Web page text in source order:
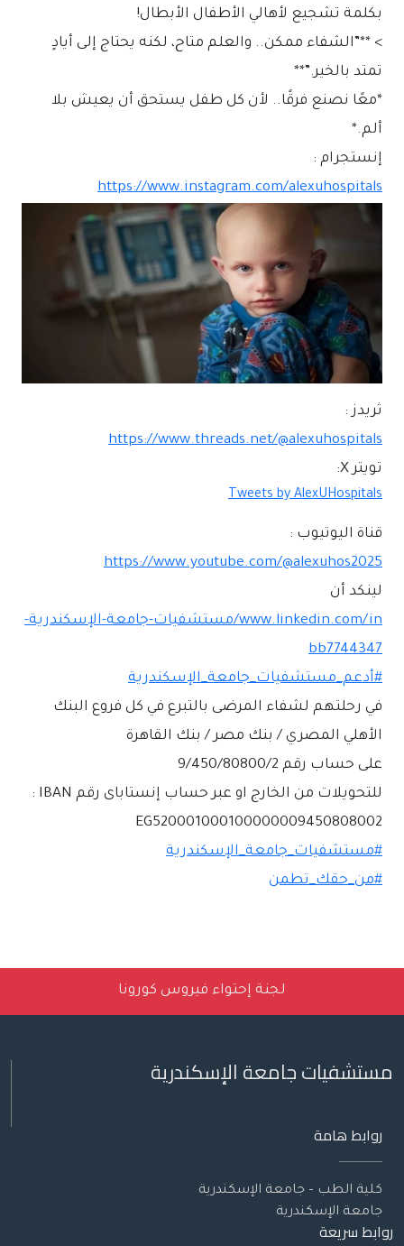
بكلمة تشجيع لأهالي الأطفال الأبطال!
> **”الشفاء ممكن.. والعلم متاح، لكنه يحتاج إلى أيادٍ
تمتد بالخير.”**
*معًا نصنع فرقًا.. لأن كل طفل يستحق أن يعيش بلا
ألم.*
إنستجرام :
https://www.instagram.com/alexuhospitals
ثريدز :
https://www.threads.net/@alexuhospitals
تويتر X:
Tweets by AlexUHospitals
قناة اليوتيوب :
https://www.youtube.com/@alexuhos2025
لينكد أن
www.linkedin.com/in/مستشفيات-جامعة-الإسكندرية-
bb7744347
#أدعم_مستشفيات_جامعة_الإسكندرية
في رحلتهم لشفاء المرضى بالتبرع في كل فروع البنك
الأهلي المصري / بنك مصر / بنك القاهرة
على حساب رقم 9/450/80800/2
للتحويلات من الخارج او عبر حساب إنستاباى رقم IBAN :
EG520001000100000009450808002
#مستشفيات_جامعة_الإسكندرية
#من_حقك_تطمن
لجنة إحتواء فيروس كورونا
مستشفيات جامعة الإسكندرية
روابط هامة
كلية الطب – جامعة الإسكندرية
جامعة الإسكندرية
روابط سريعة